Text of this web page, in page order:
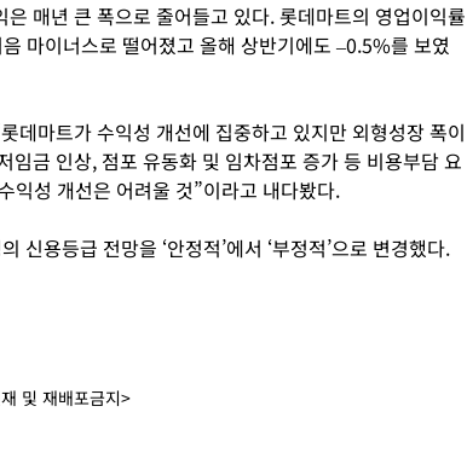
매년 큰 폭으로 줄어들고 있다. 롯데마트의 영업이익률
마이너스로 떨어졌고 올해 상반기에도 –0.5%를 보였
데마트가 수익성 개선에 집중하고 있지만 외형성장 폭이
임금 인상, 점포 유동화 및 임차점포 증가 등 비용부담 요
익성 개선은 어려울 것”이라고 내다봤다.
신용등급 전망을 ‘안정적’에서 ‘부정적’으로 변경했다.
및 재배포금지>